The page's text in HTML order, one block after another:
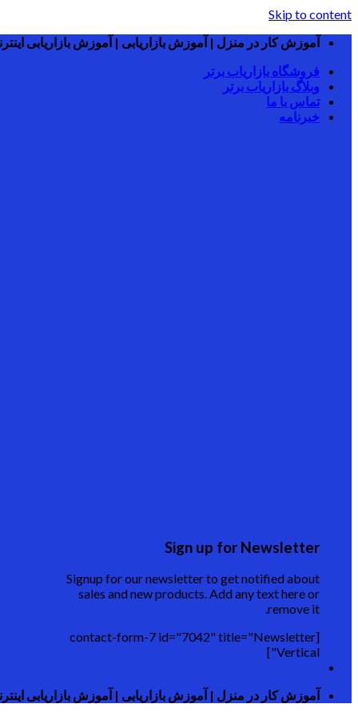
Skip to content
آموزش کار در منزل | آموزش بازاریابی | آموزش بازاریابی
فروشگاه بازاریاب برتر
وبلاگ بازاریاب برتر
تماس با ما
خبرنامه
Sign up for Newsletter
Signup for our newsletter to get notified about
sales and new products. Add any text here or
remove it.
[contact-form-7 id="7042" title="Newsletter
Vertical"]
آموزش کار در منزل | آموزش بازاریابی | آموزش بازاریابی